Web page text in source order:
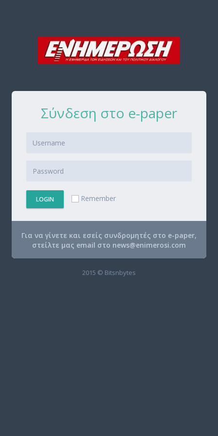
Σύνδεση στο e-paper
LOGIN Remember
Για να γίνετε και εσείς συνδρομητές στο e-paper,
στείλτε μας email στο news@enimerosi.com
2015 © Bitsnbytes